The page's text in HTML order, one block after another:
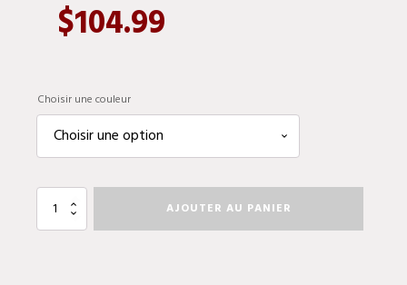
$104.99
Choisir une couleur
quantité
AJOUTER AU PANIER